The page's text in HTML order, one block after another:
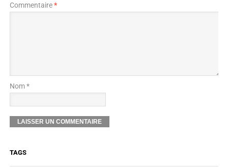
Commentaire*
Nom *
TAGS